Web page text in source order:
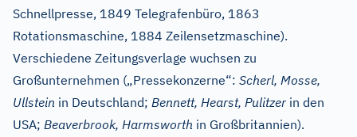
Schnellpresse, 1849 Telegrafenbüro, 1863
Rotationsmaschine, 1884 Zeilensetzmaschine).
Verschiedene Zeitungsverlage wuchsen zu
Großunternehmen („Pressekonzerne“: Scherl, Mosse,
Ullstein in Deutschland; Bennett, Hearst, Pulitzer in den
USA; Beaverbrook, Harmsworth in Großbritannien).